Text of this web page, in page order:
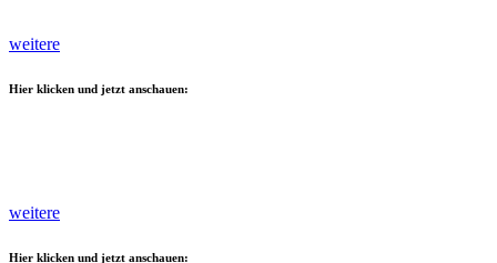
weitere
Hier klicken und jetzt anschauen:
weitere
Hier klicken und jetzt anschauen: